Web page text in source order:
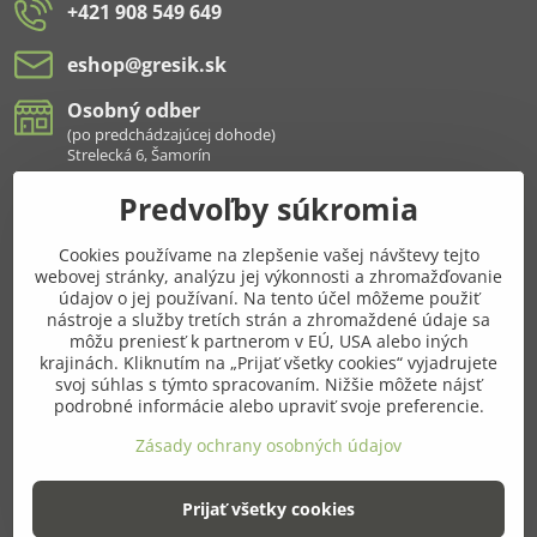
+421 908 549 649
eshop​@gresik​.sk
Osobný odber
(po predchádzajúcej dohode)
Strelecká 6, Šamorín
Všetko k nákupu
Pridajte sa k nám aj na sieťach
Facebook Instagram
Najnavštevovanejšie kategórie
Ďalšie kategórie
©2026Copyright
Predvoľby súkromia
Cookies používame na zlepšenie vašej návštevy tejto
webovej stránky, analýzu jej výkonnosti a zhromažďovanie
údajov o jej používaní. Na tento účel môžeme použiť
nástroje a služby tretích strán a zhromaždené údaje sa
môžu preniesť k partnerom v EÚ, USA alebo iných
krajinách. Kliknutím na „Prijať všetky cookies“ vyjadrujete
svoj súhlas s týmto spracovaním. Nižšie môžete nájsť
podrobné informácie alebo upraviť svoje preferencie.
Zásady ochrany osobných údajov
Prijať všetky cookies